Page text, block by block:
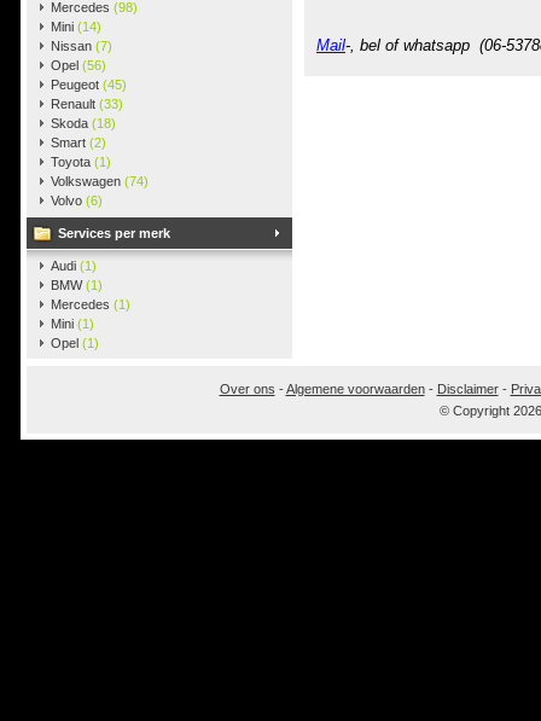
Mercedes (98)
Mini (14)
Nissan (7)
Opel (56)
Peugeot (45)
Renault (33)
Skoda (18)
Smart (2)
Toyota (1)
Volkswagen (74)
Volvo (6)
Services per merk
Audi (1)
BMW(1)
Mercedes (1)
Mini (1)
Opel (1)
Mail-, bel of whatsapp (06-
Over ons -Algemene voorwaarden- Disclaimer-
© Copyright